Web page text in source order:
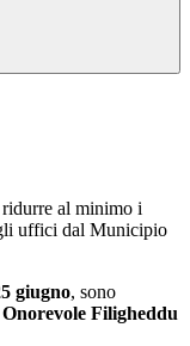
al minimo i
uffici dal Municipio
giugno, sono
Filigheddu